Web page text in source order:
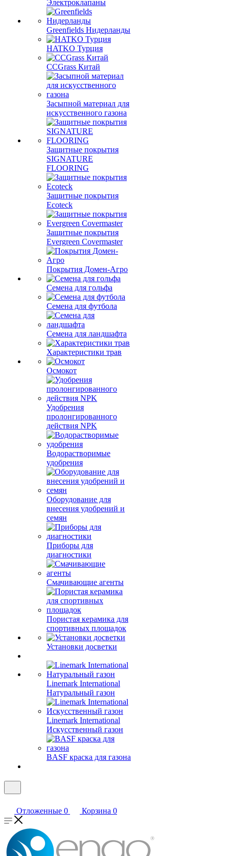
Электроклапаны
Greenfields Нидерланды
HATKO Турция
CCGrass Китай
Засыпной материал для
искусственного газона
Защитные покрытия
SIGNATURE
FLOORING
Защитные покрытия
Ecoteck
Защитные покрытия
Evergreen Covermaster
Покрытия Домен-Агро
Семена для гольфа
Семена для футбола
Семена для ландшафта
Характеристики трав
Осмокот
Удобрения
пролонгированного
действия NPK
Водорастворимые
удобрения
Оборудование для
внесения удобрений и
семян
Приборы для
диагностики
Смачивающие агенты
Пористая керамика для
спортивных площадок
Установки досветки
Linemark International
Натуральный газон
Linemark International
Искусственный газон
BASF краска для газона
Отложенные 0 Корзина 0